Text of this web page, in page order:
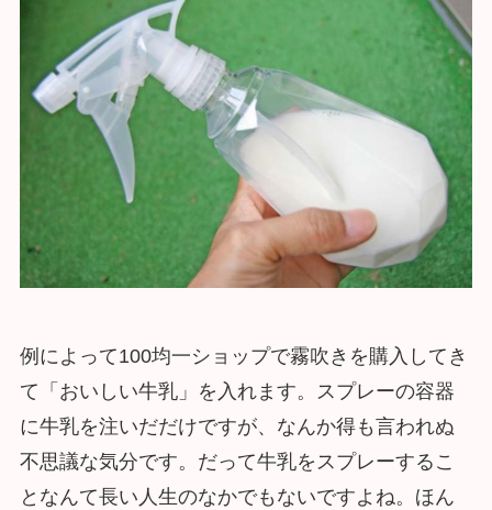
例によって100均一ショップで霧吹きを購入してき
て「おいしい牛乳」を入れます。スプレーの容器
に牛乳を注いだだけですが、なんか得も言われぬ
不思議な気分です。だって牛乳をスプレーするこ
となんて長い人生のなかでもないですよね。ほん